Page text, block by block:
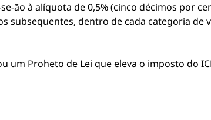
ão à alíquota de 0,5% (cinco décimos por
subsequentes, dentro de cada categoria de
um Proheto de Lei que eleva o imposto do